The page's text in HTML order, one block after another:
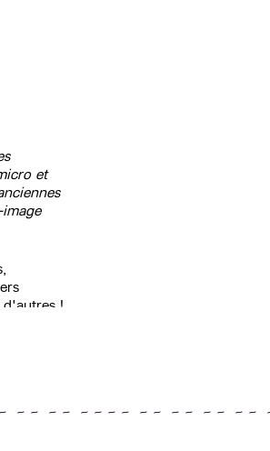
et
d'autres !
~ ~ ~ ~ ~ ~ ~ ~ ~ ~ ~ ~ ~ ~ ~ ~